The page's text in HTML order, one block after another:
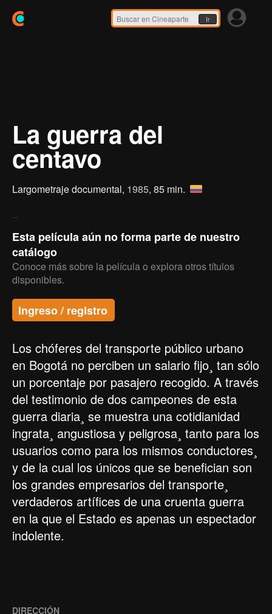
Ir
La guerra del
centavo
Largometraje documental, 1985, 85 min.
Esta película aún no forma parte de nuestro
catálogo
Conoce más sobre la película o explora otros títulos
disponibles.
Ingreso / registro
Los chóferes del transporte público urbano
en Bogotá no perciben un salario fijo¸ tan sólo
un porcentaje por pasajero recogido. A través
del testimonio de dos campeones de esta
guerra diaria¸ se muestra una cotidianidad
ingrata¸ angustiosa y peligrosa¸ tanto para los
usuarios como para los mismos conductores¸
y de la cual los únicos que se benefician son
los grandes empresarios del transporte¸
verdaderos artífices de una cruenta guerra
en la que el Estado es apenas un espectador
indolente.
DIRECCIÓN